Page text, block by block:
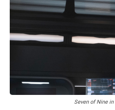
Seven of Nine